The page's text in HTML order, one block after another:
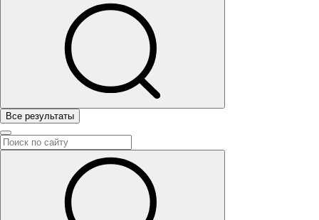
Все результаты